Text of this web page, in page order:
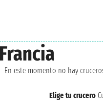
En este momento no hay
Elige tu crucero